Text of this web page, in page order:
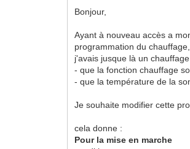
Bonjour,
Ayant à nouveau accès a
programmation du
j'avais jusque là un
- que la fonction chauffage
- que la température de la
Je souhaite modifier cette
cela donne :
Pour la mise en marche